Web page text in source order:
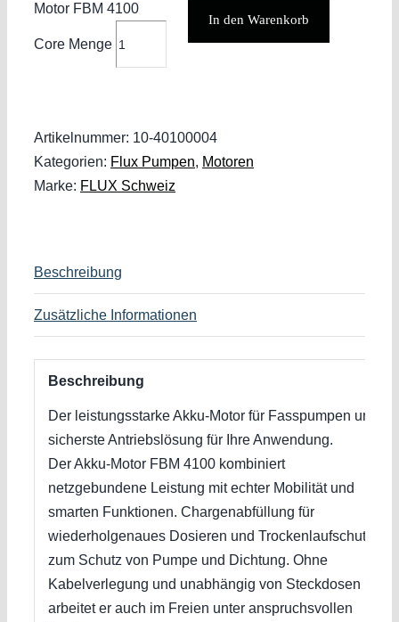
Motor FBM 4100
Core Menge
In den Warenkorb
Artikelnummer: 10-40100004
Kategorien: Flux Pumpen, Motoren
Marke: FLUX Schweiz
Beschreibung
Zusätzliche Informationen
Beschreibung
Der leistungsstarke Akku-Motor für Fasspumpen und
sicherste Antriebslösung für Ihre Anwendung.
Der Akku-Motor FBM 4100 kombiniert
netzgebundene Leistung mit echter Mobilität und
smarten Funktionen. Chargenabfüllung für
wiederholgenaues Dosieren und Trockenlaufschutz
zum Schutz von Pumpe und Dichtung. Ohne
Kabelverlegung und unabhängig von Steckdosen
arbeitet er auch im Freien unter anspruchsvollen